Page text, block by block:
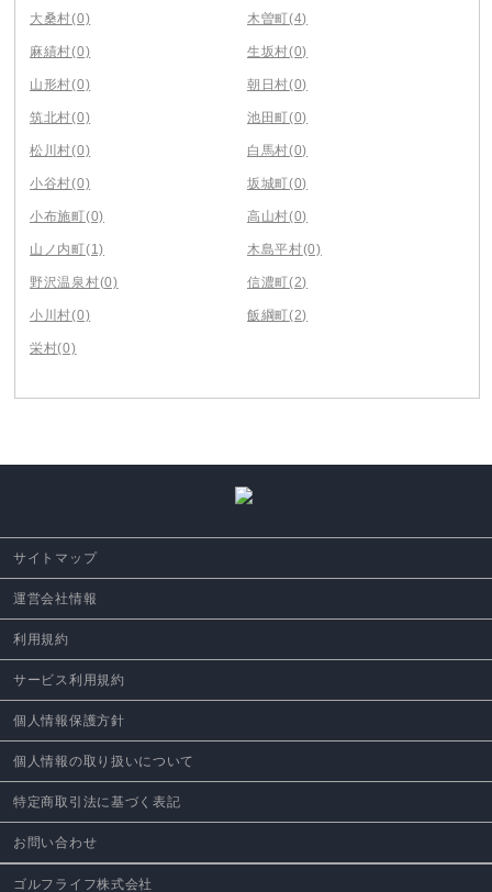
大桑村(0) 木曽町(4)
麻績村(0) 生坂村(0)
山形村(0) 朝日村(0)
筑北村(0) 池田町(0)
松川村(0) 白馬村(0)
小谷村(0) 坂城町(0)
小布施町(0) 高山村(0)
山ノ内町(1) 木島平村(0)
野沢温泉村(0) 信濃町(2)
小川村(0) 飯綱町(2)
栄村(0)
サイトマップ
運営会社情報
利用規約
サービス利用規約
個人情報保護方針
個人情報の取り扱いについて
特定商取引法に基づく表記
お問い合わせ
ゴルフライフ株式会社